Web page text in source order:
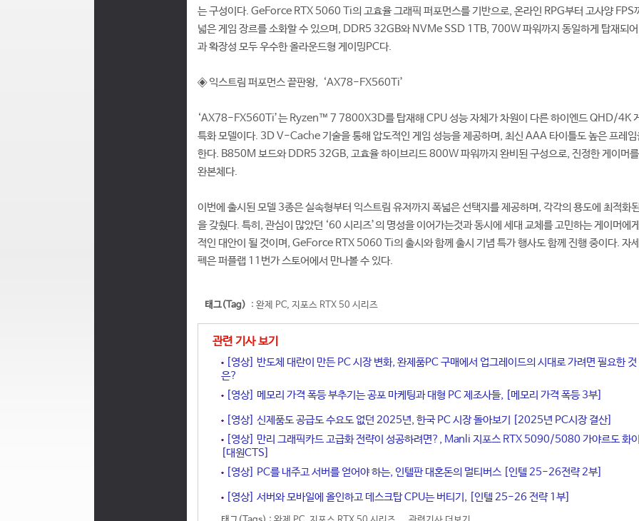
는 구성이다. GeForce RTX 5060 Ti의 고효율 그래픽 퍼포먼스를 기반으로, 온라인 RPG부터 고사양 FPS
넓은 게임 장르를 소화할 수 있으며, DDR5 32GB와 NVMe SSD 1TB, 700W 파워까지 동일하게 탑재되
과 확장성 모두 우수한 올라운드형 게이밍PC다.
◈ 익스트림 퍼포먼스 끝판왕, ‘AX78-FX560Ti’
‘AX78-FX560Ti’는 Ryzen™ 7 7800X3D를 탑재해 CPU 성능 자체가 차원이 다른 하이엔드 QHD/4K
특화 모델이다. 3D V-Cache 기술을 통해 압도적인 게임 성능을 제공하며, 최신 AAA 타이틀도 높은 프레임
한다. B850M 보드와 DDR5 32GB, 고효율 하이브리드 800W 파워까지 완비된 구성으로, 진정한 게이머
완본체다.
이번에 출시된 모델 3종은 실속형부터 익스트림 유저까지 폭넓은 선택지를 제공하며, 각각의 용도에 최적화
을 갖췄다. 특히, 관심이 많았던 ‘60 시리즈’의 명성을 이어가는것과 동시에 세대 교체를 고민하는 게이머에
적인 대안이 될 것이며, GeForce RTX 5060 Ti의 출시와 함께 출시 기념 특가 행사도 함께 진행 중이다. 자
펙은 퍼플랩 11번가 스토어에서 만나볼 수 있다.
태그(Tag) : 완제 PC, 지포스 RTX 50 시리즈
관련 기사 보기
[영상] 반도체 대란이 만든 PC 시장 변화, 완제품PC 구매에서 업그레이드의 시대로 가려면 필요한 것
은?
[영상] 메모리 가격 폭등 부추기는 공포 마케팅과 대형 PC 제조사들, [메모리 가격 폭등 3부]
[영상] 신제품도 공급도 수요도 없던 2025년, 한국 PC 시장 돌아보기 [2025년 PC시장 결산]
[영상] 만리 그래픽카드 고급화 전략이 성공하려면?, Manli 지포스 RTX 5090/5080 가야르도 화
[대원CTS]
[영상] PC를 내주고 서버를 얻어야 하는, 인텔판 대혼돈의 멀티버스 [인텔 25-26전략 2부]
[영상] 서버와 모바일에 올인하고 데스크탑 CPU는 버티기, [인텔 25-26 전략 1부]